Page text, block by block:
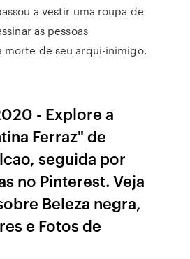
a vestir uma roupa de
as pessoas
morte de seu arqui-inimigo.
- Explore a
Ferraz" de
seguida por
no Pinterest. Veja
Beleza negra,
e Fotos de